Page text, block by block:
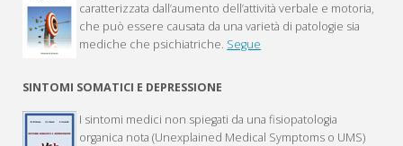
caratterizzata dall’aumento dell’attività verbale e motoria,
che può essere causata da una varietà di patologie sia
mediche che psichiatriche. Segue
SINTOMI SOMATICI E DEPRESSIONE
I sintomi medici non spiegati da una fisiopatologia
organica nota (Unexplained Medical Symptoms o UMS)